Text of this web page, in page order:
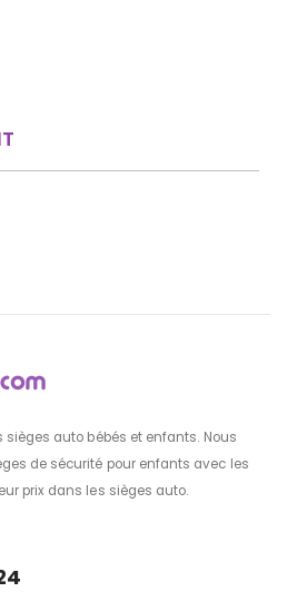
auto bébés et enfants. Nous
de sécurité pour enfants avec les
prix dans les sièges auto.